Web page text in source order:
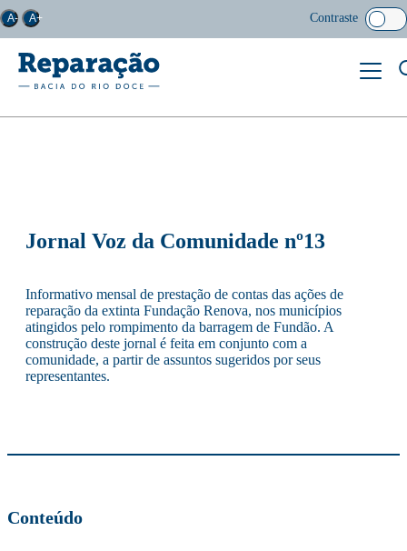
A- A+ Contraste
Jornal Voz da Comunidade nº13
Informativo mensal de prestação de contas das ações de
reparação da extinta Fundação Renova, nos municípios
atingidos pelo rompimento da barragem de Fundão. A
construção deste jornal é feita em conjunto com a
comunidade, a partir de assuntos sugeridos por seus
representantes.
Conteúdo